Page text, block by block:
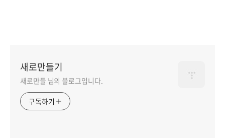
새로만들기
새로만들 님의 블로그입니다.
구독하기